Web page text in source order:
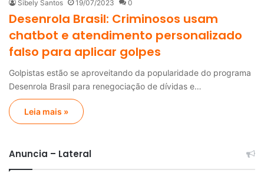
Sibely Santos 19/07/2023 0
Desenrola Brasil: Criminosos usam
chatbot e atendimento personalizado
falso para aplicar golpes
Golpistas estão se aproveitando da popularidade do programa
Desenrola Brasil para renegociação de dívidas e…
Leia mais »
Anuncia – Lateral